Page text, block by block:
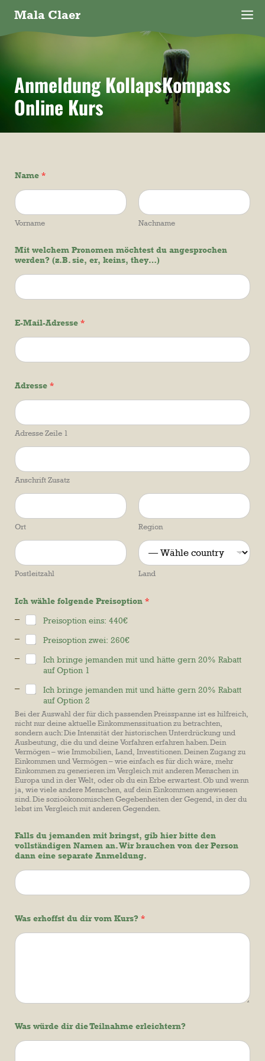
Inhalt
springen
Mala Claer
Anmeldung KollapsKompass
Online Kurs
Name *
Vorname Nachname
Mit welchem Pronomen möchtest du angesprochen
werden? (z.B. sie, er, keins, they…)
E-Mail-Adresse *
Adresse *
Adresse Zeile 1
Anschrift Zusatz
Ort Region
Postleitzahl Land
Ich wähle folgende Preisoption *
Preisoption eins: 440€
Preisoption zwei: 260€
Ich bringe jemanden mit und hätte gern 20% Rabatt
auf Option 1
Ich bringe jemanden mit und hätte gern 20% Rabatt
auf Option 2
Bei der Auswahl der für dich passenden Preisspanne ist es hilfreich,
nicht nur deine aktuelle Einkommenssituation zu betrachten,
sondern auch: Die Intensität der historischen Unterdrückung und
Ausbeutung, die du und deine Vorfahren erfahren haben. Dein
Vermögen – wie Immobilien, Land, Investitionen. Deinen Zugang zu
Einkommen und Vermögen – wie einfach es für dich wäre, mehr
Einkommen zu generieren im Vergleich mit anderen Menschen in
Europa und in der Welt, oder ob du ein Erbe erwartest. Ob und wenn
ja, wie viele andere Menschen, auf dein Einkommen angewiesen
sind. Die sozioökonomischen Gegebenheiten der Gegend, in der du
lebst im Vergleich mit anderen Gegenden.
Falls du jemanden mit bringst, gib hier bitte den
vollständigen Namen an. Wir brauchen von der Person
dann eine separate Anmeldung.
Was erhoffst du dir vom Kurs? *
Was würde dir die Teilnahme erleichtern?